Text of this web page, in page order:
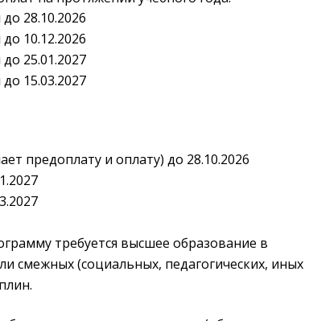
28.10.2026
10.12.2026
25.01.2027
15.03.2027
предоплату и оплату) до 28.10.2026
требуется высшее образование в
смежных (социальных, педагогических, иных